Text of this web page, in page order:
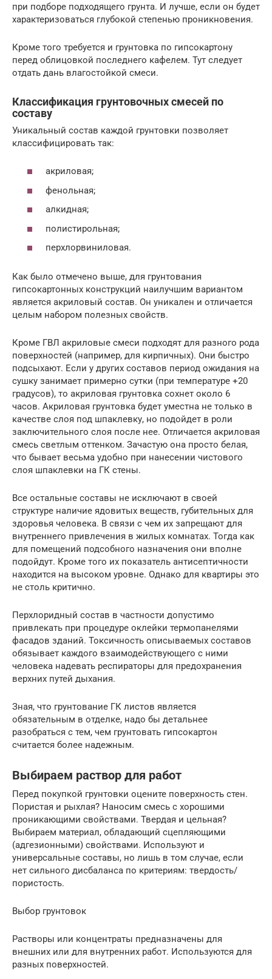
при подборе подходящего грунта. И лучше, если он будет
характеризоваться глубокой степенью проникновения.
Кроме того требуется и грунтовка по гипсокартону
перед облицовкой последнего кафелем. Тут следует
отдать дань влагостойкой смеси.
Классификация грунтовочных смесей по
составу
Уникальный состав каждой грунтовки позволяет
классифицировать так:
акриловая;
фенольная;
алкидная;
полистирольная;
перхлорвиниловая.
Как было отмечено выше, для грунтования
гипсокартонных конструкций наилучшим вариантом
является акриловый состав. Он уникален и отличается
целым набором полезных свойств.
Кроме ГВЛ акриловые смеси подходят для разного рода
поверхностей (например, для кирпичных). Они быстро
подсыхают. Если у других составов период ожидания на
сушку занимает примерно сутки (при температуре +20
градусов), то акриловая грунтовка сохнет около 6
часов. Акриловая грунтовка будет уместна не только в
качестве слоя под шпаклевку, но подойдет в роли
заключительного слоя после нее. Отличается акриловая
смесь светлым оттенком. Зачастую она просто белая,
что бывает весьма удобно при нанесении чистового
слоя шпаклевки на ГК стены.
Все остальные составы не исключают в своей
структуре наличие ядовитых веществ, губительных для
здоровья человека. В связи с чем их запрещают для
внутреннего привлечения в жилых комнатах. Тогда как
для помещений подсобного назначения они вполне
подойдут. Кроме того их показатель антисептичности
находится на высоком уровне. Однако для квартиры это
не столь критично.
Перхлоридный состав в частности допустимо
привлекать при процедуре оклейки термопанелями
фасадов зданий. Токсичность описываемых составов
обязывает каждого взаимодействующего с ними
человека надевать респираторы для предохранения
верхних путей дыхания.
Зная, что грунтование ГК листов является
обязательным в отделке, надо бы детальнее
разобраться с тем, чем грунтовать гипсокартон
считается более надежным.
Выбираем раствор для работ
Перед покупкой грунтовки оцените поверхность стен.
Пористая и рыхлая? Наносим смесь с хорошими
проникающими свойствами. Твердая и цельная?
Выбираем материал, обладающий сцепляющими
(адгезионными) свойствами. Используют и
универсальные составы, но лишь в том случае, если
нет сильного дисбаланса по критериям: твердость/
пористость.
Выбор грунтовок
Растворы или концентраты предназначены для
внешних или для внутренних работ. Используются для
разных поверхностей.